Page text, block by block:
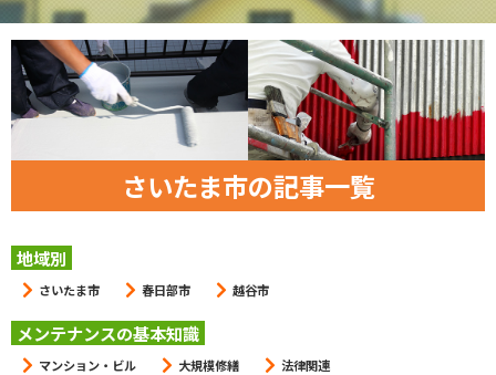
さいたま市の記事一覧
地域別
さいたま市 春日部市 越谷市
メンテナンスの基本知識
マンション・ビル 大規模修繕
法律関連